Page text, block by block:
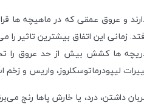
و عروق عمقی که در ماهیچه ها
این اتفاق بیشترین تاثیر
ها کشش بیش از حد عروق را
لیپودرماتوسکلروز، واریس
داشتن، درد، یا خارش پاها